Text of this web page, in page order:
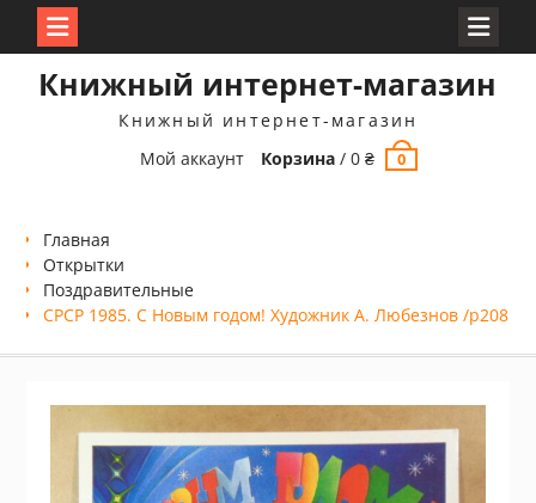
Книжный интернет-магазин
Книжный интернет-магазин
Мой аккаунт
Корзина /0₴ 0
Главная
Открытки
Поздравительные
СРСР 1985. С Новым годом! Художник А. Любезнов /р208